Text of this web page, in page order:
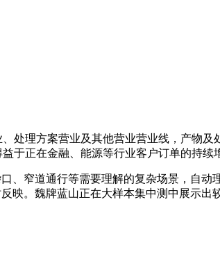
理方案营业及其他营业营业线，产物及
于正在金融、能源等行业客户订单的持续
窄道通行等需要理解的复杂场景，自动
。魏牌蓝山正在大样本集中测中展示出